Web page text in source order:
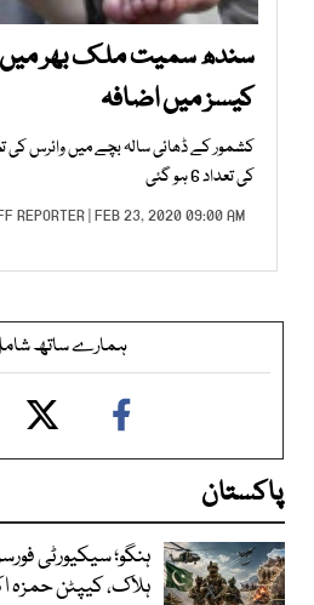
سندھ سمیت ملک بھر میں
کیسز میں اضافہ
کشمور کے ڈھائی سالہ بچے میں وائرس کی
کی تعداد 6 ہو گئی
REPORTER| FEB 23, 2020 09:00 AM |
ہمارے ساتھ
پاکستان
ہلاک، کیپٹن حمزہ